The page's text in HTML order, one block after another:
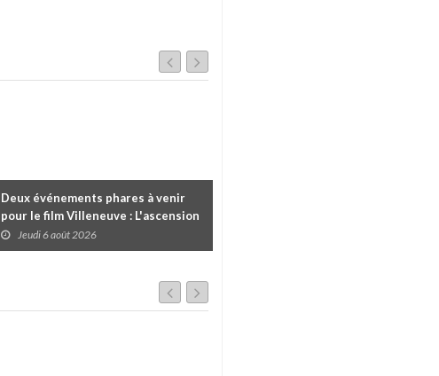
Deux événements phares à venir
pour le film Villeneuve : L'ascension
d'une légende (+ vidéo)
Jeudi 6 août 2026